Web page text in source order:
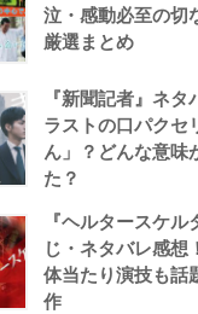
泣・感動必至の切
厳選まとめ
『新聞記者』ネ
ラストの口パクセ
ん」？どんな意味
た？
『ヘルタースケ
じ・ネタバレ感想
体当たり演技も話
作